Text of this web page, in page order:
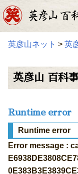
英彦山ネット > 英
英彦山 百科
Runtime error
Runtime error
Error message :